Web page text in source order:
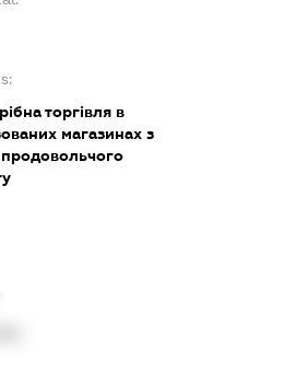
торгівля в
магазинах з